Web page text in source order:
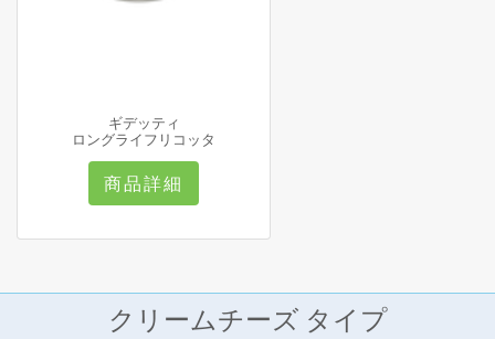
ギデッティ
ロングライフリコッタ
商品詳細
クリームチーズ タイプ